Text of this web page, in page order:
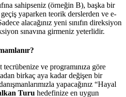
sahipseniz (örneğin B), başka bir
yaparken teorik derslerden ve e-
alacağınız yeni sınıfın direksiyon
sınavına girmeniz yeterlidir.
ve programınıza göre
birkaç aya kadar değişen bir
yapacağınız “Hayal
Turu hedefinize en uygun